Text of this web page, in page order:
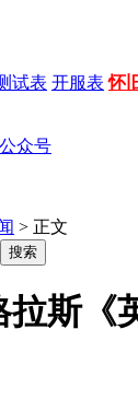
试表 开服表 怀
公众号
> 正文
拉斯《